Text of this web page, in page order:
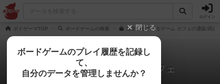
ログイン
ボドゲーマTOP ボードゲームの検索 注文の多すぎるゲーム カフェの通販/商品
注文の多すぎるゲーム カフェ
7件のレビュー
閉じる
ボードゲームのプレイ履歴を記録し
て、
自分のデータを管理しませんか？